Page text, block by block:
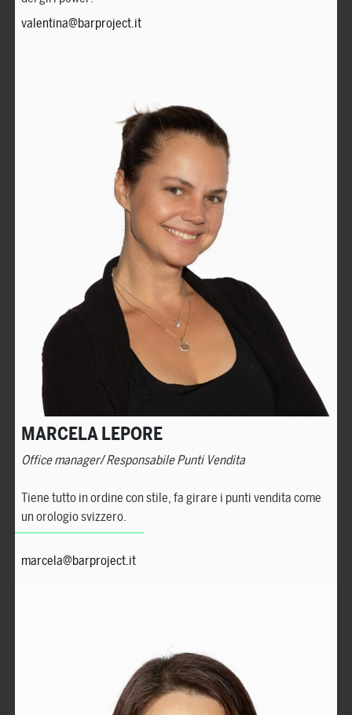
valentina@barproject.it
MARCELA LEPORE
Office manager/Responsabile Punti Vendita
Tiene tutto in ordine con stile, fa girare i punti vendita come
un orologio svizzero.
marcela@barproject.it